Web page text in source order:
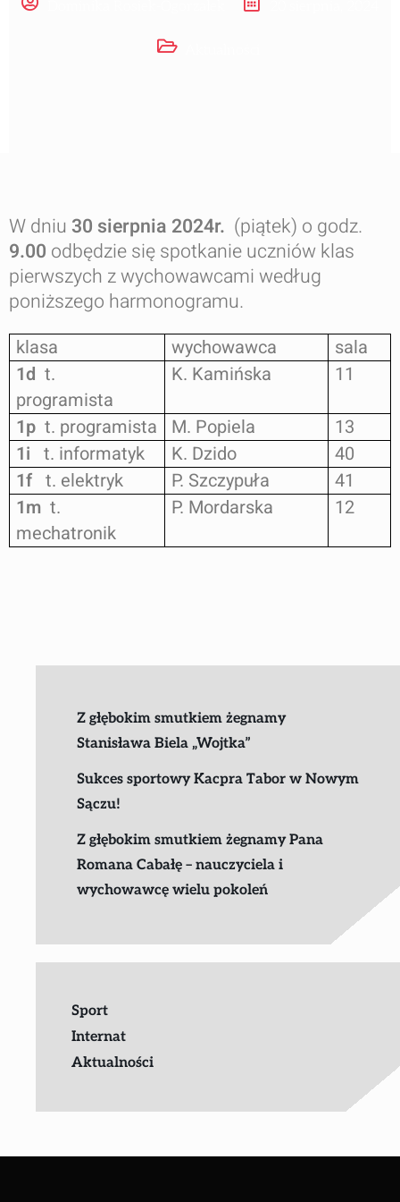
W dniu 30 sierpnia 2024r. (piątek) o godz.
9.00 odbędzie się spotkanie uczniów klas
pierwszych z wychowawcami według
poniższego harmonogramu.
klasa wychowawca
sala
1d t.
programista
K. Kamińska 11
1p t. programista M. Popiela
13
1i t. informatyk K. Dzido
40
1f t. elektryk P. Szczypuła
41
1m t.
mechatronik
P. Mordarska 12
Z głębokim smutkiem żegnamy
Stanisława Biela „Wojtka”
Sukces sportowy Kacpra Tabor w Nowym
Sączu!
Z głębokim smutkiem żegnamy Pana
Romana Cabałę – nauczyciela i
wychowawcę wielu pokoleń
Sport
Internat
Aktualności